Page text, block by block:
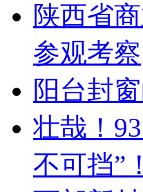
陕西省
参观考察
阳台封
壮哉！
不可挡”！